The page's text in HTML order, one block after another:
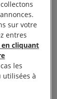
à
le
sur votre
entres
cliquant
les
utilisées à